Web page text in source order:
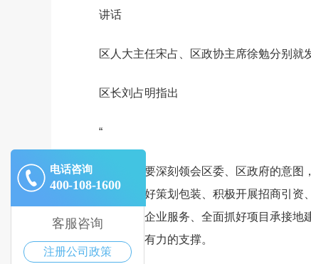
讲话
区人大主任宋占、区政协主席徐勉分别就
区长刘占明指出
“
全区上下要深刻领会区委、区政府的意
行。要认真抓好策划包装、积极开展招商引
工、切实抓好企业服务、全面抓好项目承接
会发展提供强有力的支撑。
电话咨询
400-108-1600
客服咨询
注册公司政策